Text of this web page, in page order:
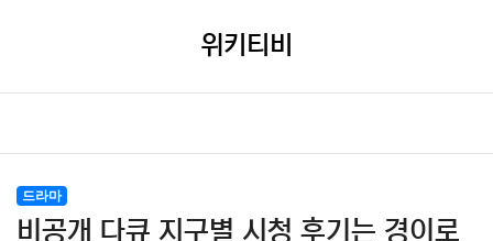
위키티비
드라마
비공개 다큐 지구별 시청 후기는 경이로